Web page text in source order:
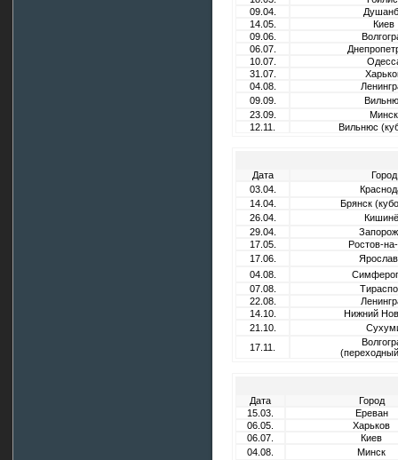
09.04.
14.05.
Киев
09.06.
06.07.
10.07.
31.07.
04.08.
09.09.
23.09.
Минск
12.11.
Вильнюс
Дата
Город
03.04.
14.04.
Брянск
26.04.
29.04.
17.05.
Ростов-
17.06.
04.08.
07.08.
22.08.
14.10.
Нижний
21.10.
17.11.
Дата
Город
15.03.
Ереван
06.05.
Харьков
06.07.
Киев
04.08.
Минск